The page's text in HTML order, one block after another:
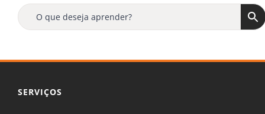
SERVIÇOS
Receba regularmente, no seu e-mail, todas as
ofertasenovidades
Tenha ainda acesso a uma oferta especial de15%